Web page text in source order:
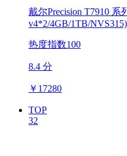
戴尔Precision T7910 系
v4*2/4GB/1TB/NVS315)
热度指数100
8.4 分
￥ 17280
TOP
32